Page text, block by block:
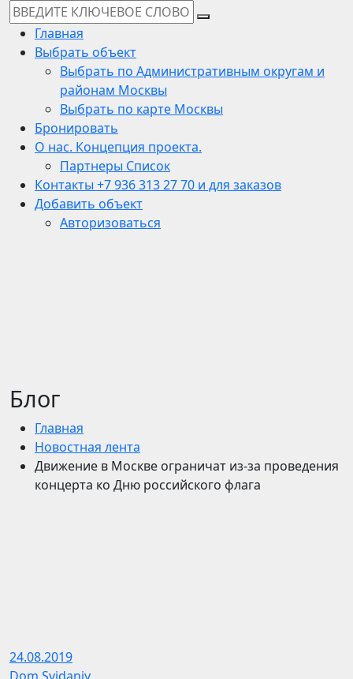
Главная
Выбрать объект
Выбрать по Административным округам и
районам Москвы
Выбрать по карте Москвы
Бронировать
О нас. Концепция проекта.
Партнеры Список
Контакты +7 936 313 27 70 и для заказов
Добавить объект
Авторизоваться
Блог
Главная
Новостная лента
Движение в Москве ограничат из-за проведения
концерта ко Дню российского флага
24.08.2019